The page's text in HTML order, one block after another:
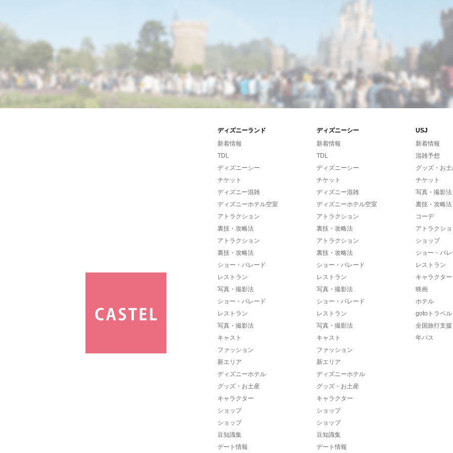
ディズニーランド ディズニーシー
USJ
新着情報
TDL
ディズニーシー
チケット
ディズニー混雑
ディズニーホテル空室
アトラクション
裏技・攻略法
アトラクション
裏技・攻略法
ショー・パレード
レストラン
写真・撮影法
ショー・パレード
レストラン
写真・撮影法
キャスト
ファッション
新エリア
ディズニーホテル
グッズ・お土産
キャラクター
ショップ
ショップ
豆知識集
デート情報
新着情報
TDL
ディズニーシー
チケット
ディズニー混雑
ディズニーホテル空室
アトラクション
裏技・攻略法
アトラクション
裏技・攻略法
ショー・パレード
レストラン
写真・撮影法
ショー・パレード
レストラン
写真・撮影法
キャスト
ファッション
新エリア
ディズニーホテル
グッズ・お土産
キャラクター
ショップ
ショップ
豆知識集
デート情報
新着情報
混雑予想
グッズ・お
チケット
写真・撮影法
裏技・攻略法
コーデ
アトラクシ
ショップ
ショー・パ
レストラン
キャラクター
映画
ホテル
gotoトラベル
全国旅行支援
年パス